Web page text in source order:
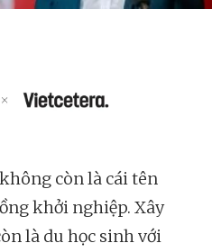
còn là cái tên
khởi nghiệp. Xây
là du học sinh với